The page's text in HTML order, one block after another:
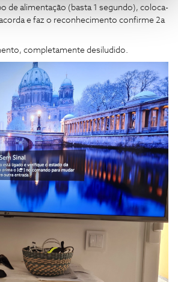
de alimentação (basta 1 segundo), coloca-
e faz o reconhecimento confirme 2a
completamente desiludido.